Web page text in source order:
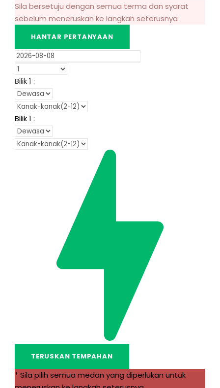
Sila bersetuju dengan semua terma dan syarat
sebelum meneruskan ke langkah seterusnya
Bilik1 :
Bilik1 :
* Sila pilih semua medan yang diperlukan untuk